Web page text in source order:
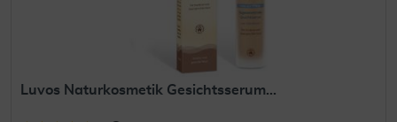
Luvos Naturkosmetik Gesichtsserum...